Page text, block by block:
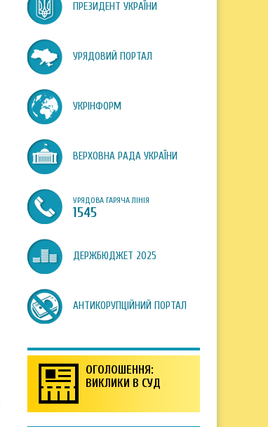
ПРЕЗИДЕНТ УКРАЇНИ
УРЯДОВИЙ ПОРТАЛ
УКРІНФОРМ
ВЕРХОВНА РАДА УКРАЇНИ
УРЯДОВА ГАРЯЧА ЛІНІЯ
1545
ДЕРЖБЮДЖЕТ 2025
АНТИКОРУПЦІЙНИЙ ПОРТАЛ
ОГОЛОШЕННЯ:
ВИКЛИКИ В СУД